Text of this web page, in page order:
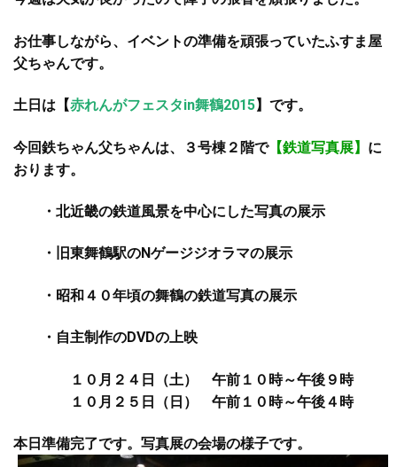
お仕事しながら、イベントの準備を頑張っていたふすま屋
父ちゃんです。
土日は 【赤れんがフェスタin舞鶴2015】 です。
今回鉄ちゃん父ちゃんは、３号棟２階で【鉄道写真展】 に
おります。
・北近畿の鉄道風景を中心にした写真の展示
・旧東舞鶴駅のNゲージジオラマの展示
・昭和４０年頃の舞鶴の鉄道写真の展示
・自主制作のDVDの上映
１０月２４日（土） 午前１０時～午後９時
１０月２５日（日） 午前１０時～午後４時
本日準備完了です。写真展の会場の様子です。